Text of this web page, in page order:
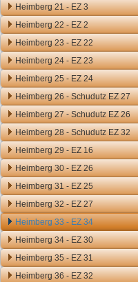
Heimberg 21 - EZ 3
Heimberg 22 - EZ 2
Heimberg 23 - EZ 22
Heimberg 24 - EZ 23
Heimberg 25 - EZ 24
Heimberg 26 - Schudutz EZ 27
Heimberg 27 - Schudutz EZ 26
Heimberg 28 - Schudutz EZ 32
Heimberg 29 - EZ 16
Heimberg 30 - EZ 26
Heimberg 31 - EZ 25
Heimberg 32 - EZ 27
Heimberg 33 - EZ 34
Heimberg 34 - EZ 30
Heimberg 35 - EZ 31
Heimberg 36 - EZ 32